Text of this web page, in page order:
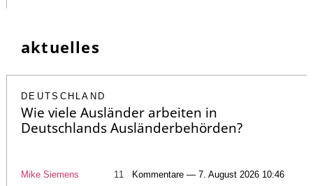
aktuelles
DEUTSCHLAND
Wie viele Ausländer arbeiten in
Deutschlands Ausländerbehörden?
Mike Siemens 11 Kommentare — 7. August 2026 10:46